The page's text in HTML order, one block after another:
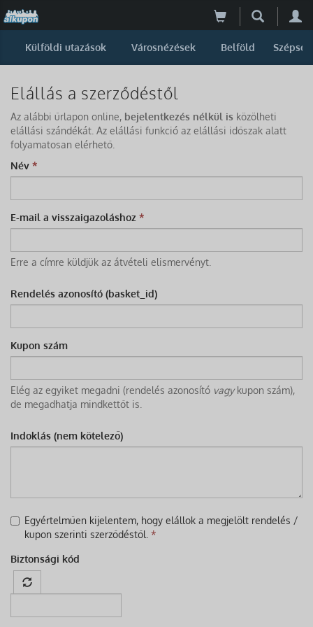
Külföldi utazások Városnézések Belföld Szépség
Elállás a szerződéstől
Az alábbi űrlapon online, bejelentkezés nélkül is közölheti
elállási szándékát. Az elállási funkció az elállási időszak alatt
folyamatosan elérhető.
Név *
E-mail a visszaigazoláshoz *
Erre a címre küldjük az átvételi elismervényt.
Rendelés azonosító (basket_id)
Kupon szám
Elég az egyiket megadni (rendelés azonosító vagykupon szám),
de megadhatja mindkettőt is.
Indoklás (nem kötelező)
Egyértelműen kijelentem, hogy elállok a megjelölt rendelés /
kupon szerinti szerződéstől. *
Biztonsági kód